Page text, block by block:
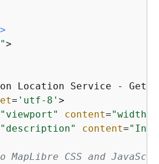
>
>
Location Service -
= 'utf-8' >
"viewport" content=
"description" content=
CSS and